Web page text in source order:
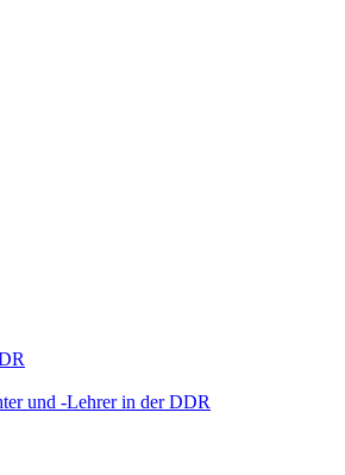
und ‑Lehrer in der DDR